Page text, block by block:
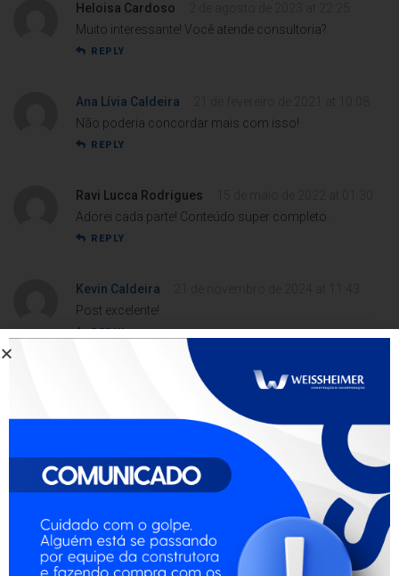
Heloisa Cardoso
Muito interessante! Você atende consultoria?
REPLY
Ana Lívia Caldeira
Não poderia concordar mais com isso!
REPLY
Ravi Lucca Rodrigues
Adorei cada parte! Conteúdo super completo.
REPLY
Kevin Caldeira
Post excelente!
REPLY
28 de junho de 2020 at 14:17
Alice Leão
23 de fevereiro de 2021 at 14:34
Conteúdo eficiente!
REPLY
Lavínia Nascimento